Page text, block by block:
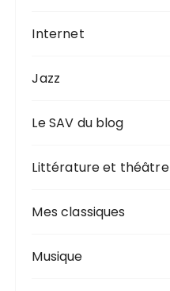
Internet
Jazz
Le SAV du blog
Littérature et théâtre
Mes classiques
Musique